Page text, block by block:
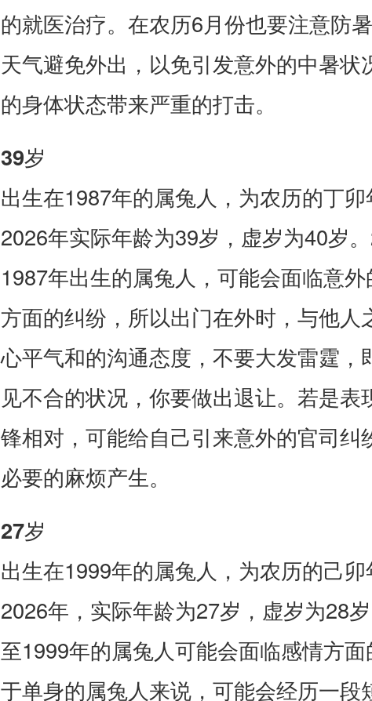
的就医治疗。在农历6月份也要注意防
天气避免外出，以免引发意外的中暑状
的身体状态带来严重的打击。
39岁
出生在1987年的属兔人，为农历的丁
2026年实际年龄为39岁，虚岁为40岁
1987年出生的属兔人，可能会面临意
方面的纠纷，所以出门在外时，与他人
心平气和的沟通态度，不要大发雷霆，
见不合的状况，你要做出退让。若是表
锋相对，可能给自己引来意外的官司纠
必要的麻烦产生。
27岁
出生在1999年的属兔人，为农历的己
2026年，实际年龄为27岁，虚岁为28
至1999年的属兔人可能会面临感情方
于单身的属兔人来说，可能会经历一段